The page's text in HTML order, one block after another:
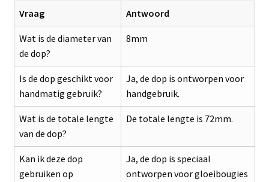
Vraag Antwoord
Wat is de diameter van
de dop?
8mm
Is de dop geschikt voor
handmatig gebruik?
Ja, de dop is ontworpen voor
handgebruik.
Wat is de totale lengte
van de dop?
De totale lengte is 72mm.
Kan ik deze dop
gebruiken op
Ja, de dop is speciaal
ontworpen voor gloeibougies